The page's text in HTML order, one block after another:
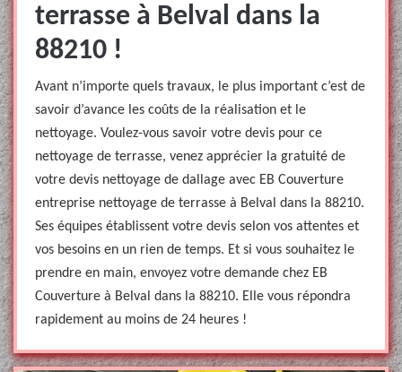
terrasse à Belval dans la
88210 !
Avant n’importe quels travaux, le plus important c’est de
savoir d’avance les coûts de la réalisation et le
nettoyage. Voulez-vous savoir votre devis pour ce
nettoyage de terrasse, venez apprécier la gratuité de
votre devis nettoyage de dallage avec EB Couverture
entreprise nettoyage de terrasse à Belval dans la 88210.
Ses équipes établissent votre devis selon vos attentes et
vos besoins en un rien de temps. Et si vous souhaitez le
prendre en main, envoyez votre demande chez EB
Couverture à Belval dans la 88210. Elle vous répondra
rapidement au moins de 24 heures !